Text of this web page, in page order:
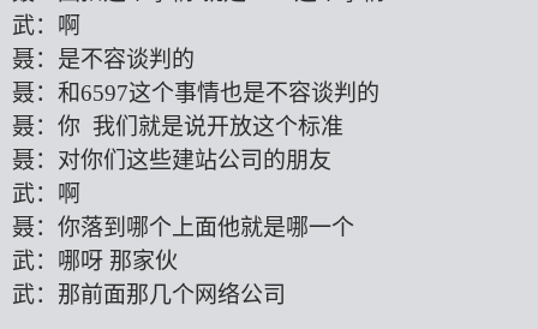
武：啊
聂：是不容谈判的
聂：和6597这个事情也是不容谈判的
聂：你 我们就是说开放这个标准
聂：对你们这些建站公司的朋友
武：啊
聂：你落到哪个上面他就是哪一个
武：哪呀 那家伙
武：那前面那几个网络公司